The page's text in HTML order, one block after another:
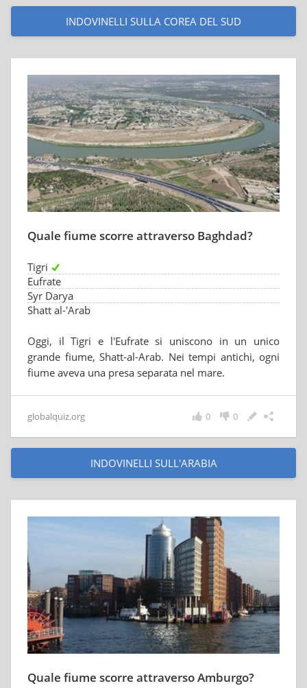
INDOVINELLI SULLA COREA DEL SUD
Quale fiume scorre attraverso Baghdad?
Tigri
Eufrate
Syr Darya
Shatt al-'Arab
Oggi, il Tigri e l'Eufrate si uniscono in un unico
grande fiume, Shatt-al-Arab. Nei tempi antichi, ogni
fiume aveva una presa separata nel mare.
globalquiz.org 0
0
INDOVINELLI SULL'ARABIA
Quale fiume scorre attraverso Amburgo?